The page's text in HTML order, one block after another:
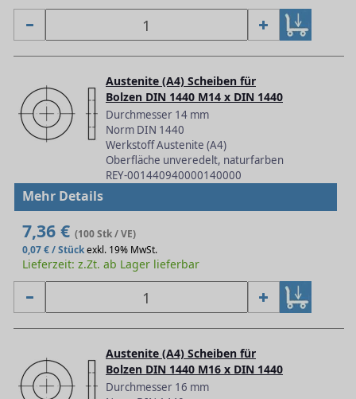
Austenite (A4) Scheiben für
Bolzen DIN 1440 M14 x DIN 1440
Durchmesser 14 mm
Norm DIN 1440
Werkstoff Austenite (A4)
Oberfläche unveredelt, naturfarben
REY-001440940000140000
Mehr Details
7,36 € (100 Stk / VE)
0,07 € / Stückexkl. 19% MwSt.
Lieferzeit: z.Zt. ab Lager lieferbar
Austenite (A4) Scheiben für
Bolzen DIN 1440 M16 x DIN 1440
Durchmesser 16 mm